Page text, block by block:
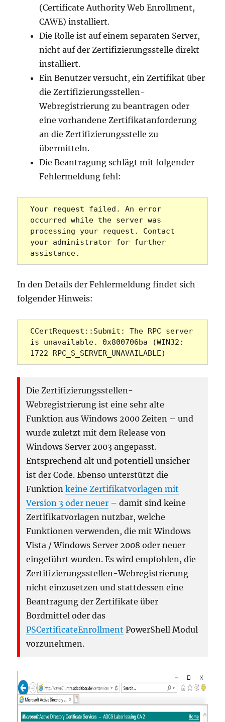
(Certificate Authority Web Enrollment,
CAWE) installiert.
Die Rolle ist auf einem separaten Server,
nicht auf der Zertifizierungsstelle direkt
installiert.
Ein Benutzer versucht, ein Zertifikat über
die Zertifizierungsstellen-
Webregistrierung zu beantragen oder
eine vorhandene Zertifikatanforderung
an die Zertifizierungsstelle zu
übermitteln.
Die Beantragung schlägt mit folgender
Fehlermeldung fehl:
Your request failed. An error
occurred while the server was
processing your request. Contact
your administrator for further
assistance.
In den Details der Fehlermeldung findet sich
folgender Hinweis:
CCertRequest::Submit: The RPC server
is unavailable. 0x800706ba (WIN32:
1722 RPC_S_SERVER_UNAVAILABLE)
Die Zertifizierungsstellen-
Webregistrierung ist eine sehr alte
Funktion aus Windows 2000 Zeiten – und
wurde zuletzt mit dem Release von
Windows Server 2003 angepasst.
Entsprechend alt und potentiell unsicher
ist der Code. Ebenso unterstützt die
Funktionkeine Zertifikatvorlagen mit
Version 3 oder neuer – damit sind keine
Zertifikatvorlagen nutzbar, welche
Funktionen verwenden, die mit Windows
Vista / Windows Server 2008 oder neuer
eingeführt wurden. Es wird empfohlen, die
Zertifizierungsstellen-Webregistrierung
nicht einzusetzen und stattdessen eine
Beantragung der Zertifikate über
Bordmittel oder das
PSCertificateEnrollment PowerShell Modul
vorzunehmen.